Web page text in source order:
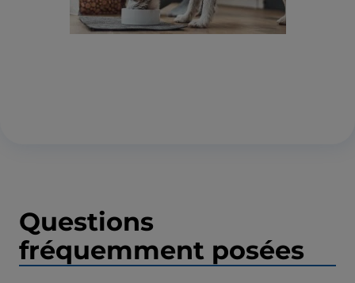
Questions
fréquemment posées